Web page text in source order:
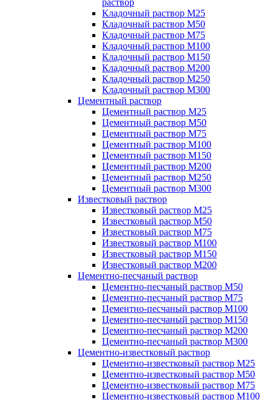
раствор
Кладочный раствор М25
Кладочный раствор М50
Кладочный раствор М75
Кладочный раствор М100
Кладочный раствор М150
Кладочный раствор М200
Кладочный раствор М250
Кладочный раствор М300
Цементный раствор
Цементный раствор М25
Цементный раствор М50
Цементный раствор М75
Цементный раствор М100
Цементный раствор М150
Цементный раствор М200
Цементный раствор М250
Цементный раствор М300
Известковый раствор
Известковый раствор М25
Известковый раствор М50
Известковый раствор М75
Известковый раствор М100
Известковый раствор М150
Известковый раствор М200
Цементно-песчаный раствор
Цементно-песчаный раствор М50
Цементно-песчаный раствор М75
Цементно-песчаный раствор М100
Цементно-песчаный раствор М150
Цементно-песчаный раствор М200
Цементно-песчаный раствор М300
Цементно-известковый раствор
Цементно-известковый раствор М25
Цементно-известковый раствор М50
Цементно-известковый раствор М75
Цементно-известковый раствор М100